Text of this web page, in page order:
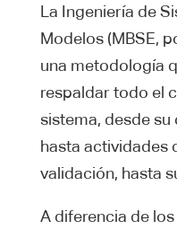
La Ingeniería de
Modelos (MBSE,
una metodología
respaldar todo el
sistema, desde
hasta actividades
validación, hasta
A diferencia de